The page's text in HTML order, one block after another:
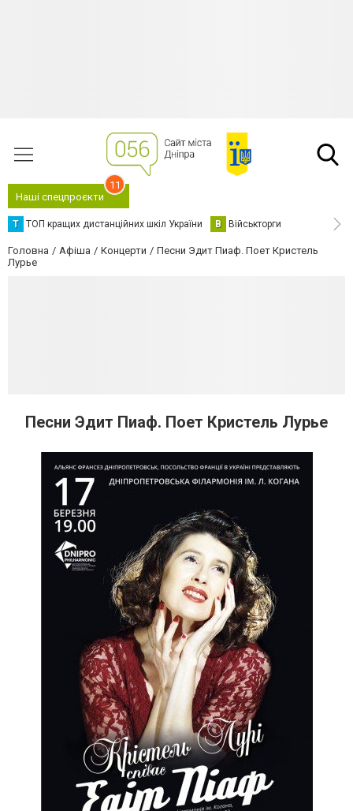
Наші спецпроєкти
11
Т ТОП кращих дистанційних шкіл України В Військторги
Головна Афіша Концерти
Песни Эдит Пиаф. Поет Кристель
Лурье
Песни Эдит Пиаф. Поет Кристель Лурье